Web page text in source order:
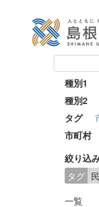
種別1
種別2
タグ
市町村
絞り込
タグ
一覧